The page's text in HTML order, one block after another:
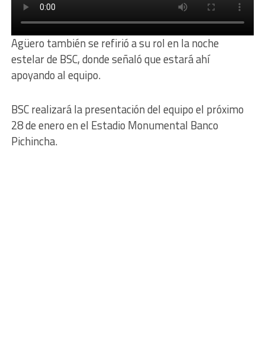
Agüero también se refirió a su rol en la noche
estelar de BSC, donde señaló que estará ahí
apoyando al equipo.
BSC realizará la presentación del equipo el próximo
28 de enero en el Estadio Monumental Banco
Pichincha.